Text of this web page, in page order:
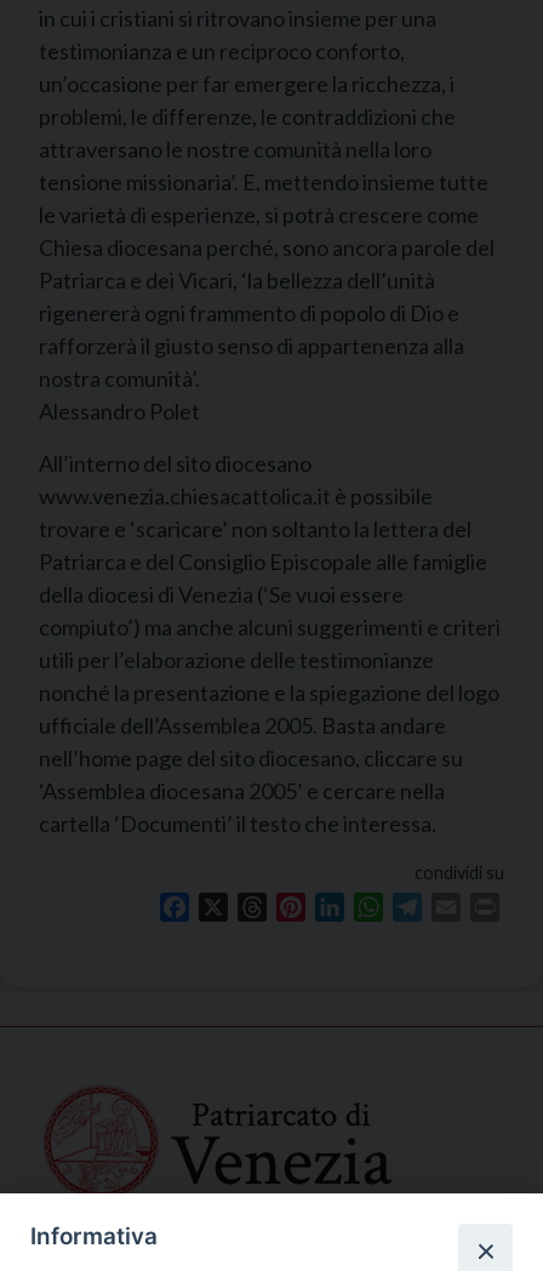
in cui i cristiani si ritrovano insieme per una
testimonianza e un reciproco conforto,
un’occasione per far emergere la ricchezza, i
problemi, le differenze, le contraddizioni che
attraversano le nostre comunità nella loro
tensione missionaria’. E, mettendo insieme tutte
le varietà di esperienze, si potrà crescere come
Chiesa diocesana perché, sono ancora parole del
Patriarca e dei Vicari, ‘la bellezza dell’unità
rigenererà ogni frammento di popolo di Dio e
rafforzerà il giusto senso di appartenenza alla
nostra comunità’.
Alessandro Polet
All’interno del sito diocesano
www.venezia.chiesacattolica.it è possibile
trovare e ‘scaricare’ non soltanto la lettera del
Patriarca e del Consiglio Episcopale alle famiglie
della diocesi di Venezia (‘Se vuoi essere
compiuto’) ma anche alcuni suggerimenti e criteri
utili per l’elaborazione delle testimonianze
nonché la presentazione e la spiegazione del logo
ufficiale dell’Assemblea 2005. Basta andare
nell’home page del sito diocesano, cliccare su
‘Assemblea diocesana 2005’ e cercare nella
cartella ‘Documenti’ il testo che interessa.
condividi su
Facebook ThreadsPinterestLinkedInWhatsApp
SEDE PRINCIPALE
Informativa